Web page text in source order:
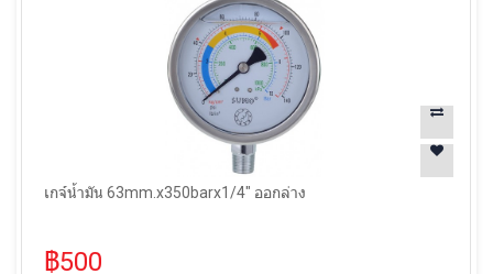
เกจ์น้ำมัน 63mm.x350barx1/4" ออกล่าง
฿500